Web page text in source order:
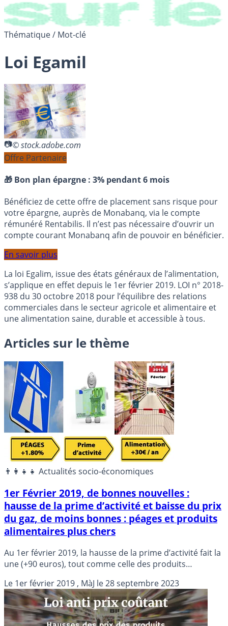
Thématique / Mot-clé
Loi Egamil
© stock.adobe.com
Offre Partenaire
🎁 Bon plan épargne : 3% pendant 6 mois
Bénéficiez de cette offre de placement sans risque pour
votre épargne, auprès de Monabanq, via le compte
rémunéré Rentabilis. Il n’est pas nécessaire d’ouvrir un
compte courant Monabanq afin de pouvoir en bénéficier.
En savoir plus
La loi Egalim, issue des états généraux de l’alimentation,
s’applique en effet depuis le 1er février 2019. LOI n° 2018-
938 du 30 octobre 2018 pour l’équilibre des relations
commerciales dans le secteur agricole et alimentaire et
une alimentation saine, durable et accessible à tous.
Articles sur le thème
👨‍👩‍👧‍👧 Actualités socio-économiques
1er Février 2019, de bonnes nouvelles :
hausse de la prime d’activité et baisse du prix
du gaz, de moins bonnes : péages et produits
alimentaires plus chers
Au 1er février 2019, la hausse de la prime d’activité fait la
une (+90 euros), tout comme celle des produits
les grandes surfaces. La prix du gaz est également à la
baisse (-0.73%), à l’inverse de celui des péages (+1.8%).
Quant à l’électricité, la hausse de +5.9% est remise à plus
tard, le gouvernement a 3 mois pour la faire appliquer.
Le 1er février 2019 , MàJ le28 septembre 2023